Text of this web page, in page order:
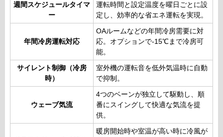
週間スケジュールタイマ
ー
運転時間と設定温度を曜日ごとに設
定し、効率的な省エネ運転を実現。
年間冷房運転対応
OAルームなどの年間冷房需要に対
応。オプションで-15℃まで冷房可
能。
サイレント制御（冷房
時）
室外機の運転音を低外気温時に自動
で抑制。
ウェーブ気流
4つのベーンが独立して駆動し、順
番にスイングして快適な気流を提
供。
暖房開始時や室温が高い時に冷風が